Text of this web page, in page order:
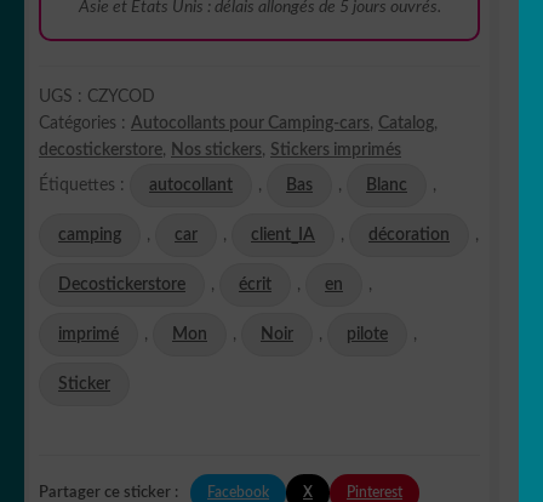
Camping
décoration
decostickerstore
CZYCOD
Asie et Etats Unis : délais allongés de 5 jours ouvrés.
UGS : CZYCOD
Catégories : Autocollants pour Camping-cars, Catalog,
decostickerstore, Nos stickers, Stickers imprimés
Étiquettes : autocollant , Bas , Blanc ,
camping , car , client_IA , décoration ,
Decostickerstore , écrit , en ,
imprimé , Mon , Noir , pilote ,
Sticker
Partager ce sticker : Facebook X Pinterest